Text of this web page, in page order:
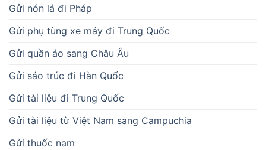
Gửi nón lá đi Pháp
Gửi phụ tùng xe máy đi Trung Quốc
Gửi quần áo sang Châu Âu
Gửi sáo trúc đi Hàn Quốc
Gửi tài liệu đi Trung Quốc
Gửi tài liệu từ Việt Nam sang Campuchia
Gửi thuốc nam